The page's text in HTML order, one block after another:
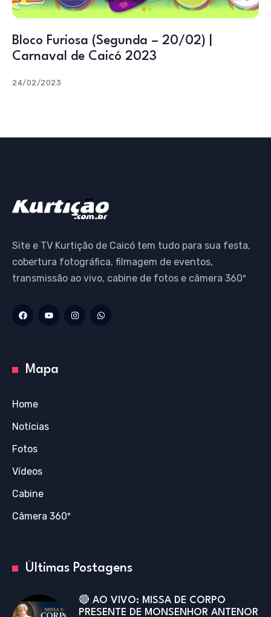
Bloco Furiosa (Segunda – 20/02) |
Carnaval de Caicó 2023
24/02/2023
Site e TV Kurtição de Caicó tem tudo para sua festa,
cobertura fotográfica, filmagem de eventos,
transmissão ao vivo, cabine de fotos e câmera 360º
Mapa
Home
Notícias
Fotos
Vídeos
Cabine
Câmera 360º
Últimas Postagens
🔴 AO VIVO: MISSA DE CORPO
PRESENTE DE MONSENHOR ANTENOR